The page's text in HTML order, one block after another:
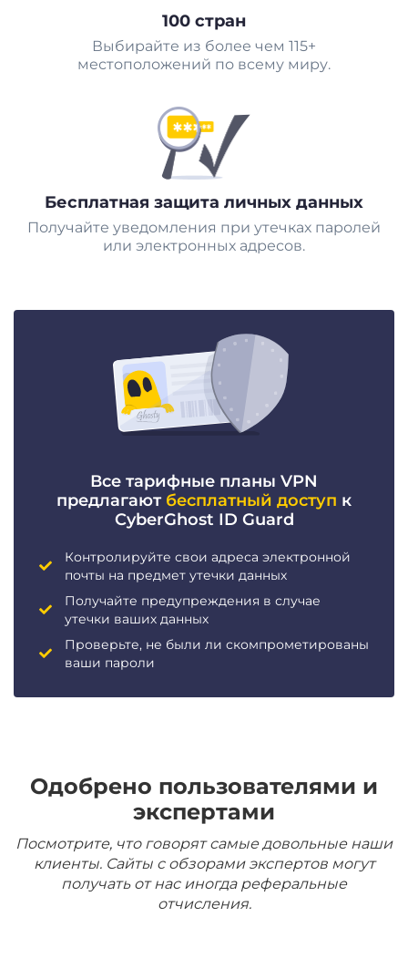
100 стран
Выбирайте из более чем 115+
местоположений по всему миру.
Бесплатная защита личных данных
Получайте уведомления при утечках паролей
или электронных адресов.
Все тарифные планы VPN
предлагают бесплатный доступ к
CyberGhost ID Guard
Контролируйте свои адреса электронной
почты на предмет утечки данных
Получайте предупреждения в случае
утечки ваших данных
Проверьте, не были ли скомпрометированы
ваши пароли
Одобрено пользователями и
экспертами
Посмотрите, что говорят самые довольные наши
клиенты. Сайты с обзорами экспертов могут
получать от нас иногда реферальные
отчисления.